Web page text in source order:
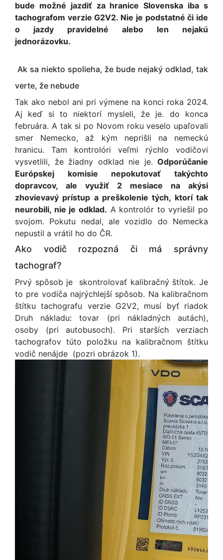
bude možné jazdiť za hranice Slovenska iba s
tachografom verzie G2V2. Nie je podstatné či ide
o jazdy pravidelné alebo len nejakú
jednorázovku.
Ak sa niekto spolieha, že bude nejaký odklad, tak
verte, že nebude
Tak ako nebol ani pri výmene na konci roka 2024.
Aj keď si to niektorí mysleli, že je. do konca
februára. A tak si po Novom roku veselo upaľovali
smer Nemecko, až kým neprišli na nemeckú
hranicu. Tam kontrolóri veľmi rýchlo vodičovi
vysvetlili, že žiadny odklad nie je. Odporúčanie
Európskej komisie nepokutovať takýchto
dopravcov, ale využiť 2 mesiace na akýsi
zhovievavý prístup a preškolenie tých, ktorí tak
neurobili, nie je odklad. A kontrolór to vyriešil po
svojom. Pokutu nedal, ale vozidlo do Nemecka
nepustil a vrátil ho do ČR.
Ako vodič rozpozná či má správny
tachograf?
Prvý spôsob je skontrolovať kalibračný štítok. Je
to pre vodiča najrýchlejší spôsob. Na kalibračnom
štítku tachografu verzie G2V2, musí byť riadok
Druh nákladu: tovar (pri nákladných autách),
osoby (pri autobusoch). Pri starších verziach
tachografov túto položku na kalibračnom štítku
vodič nenájde (pozri obrázok 1).